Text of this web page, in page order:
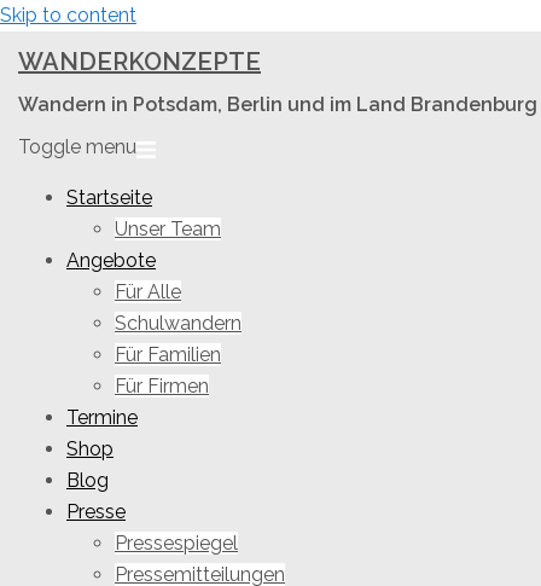
Skip to content
WANDERKONZEPTE
Wandern in Potsdam, Berlin und im Land Brandenburg
Toggle menu
Startseite
Unser Team
Angebote
Für Alle
Schulwandern
Für Familien
Für Firmen
Termine
Shop
Blog
Presse
Pressespiegel
Pressemitteilungen